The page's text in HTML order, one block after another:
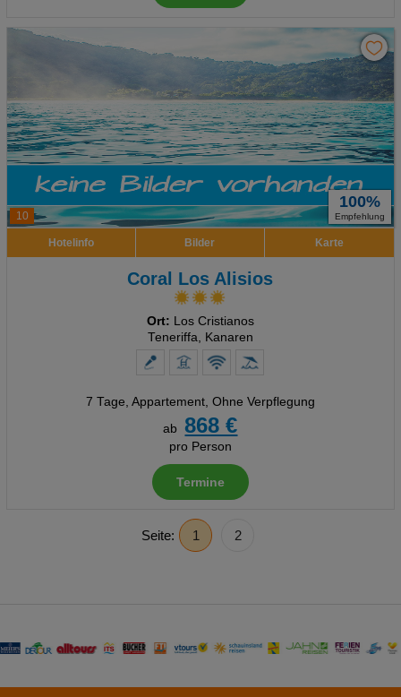
10
100%
Empfehlung
Hotelinfo Bilder Karte
Coral Los Alisios
Ort: Los Cristianos
Teneriffa, Kanaren
7 Tage, Appartement, Ohne Verpflegung
ab
868 €
pro Person
Termine
Seite: 1 2